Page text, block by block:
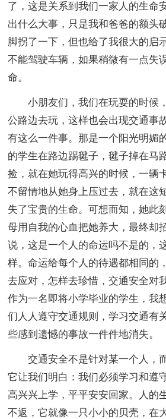
了，这是关系到我们一家人的生命
出什么大事，只是我和爸爸的额头
脚拐了一下，但也给了我很大的启
不能驾驶车辆，如果稍微有一点失
命。
小朋友们，我们在玩耍的时候
公路边去玩，这样也会出现交通事
有这么一件事。那是一个阳光明媚
的学生在路边踢毽子，毽子掉在马
捡，就在她玩得高兴的时候，一辆
不留情地从她身上压过去，就在这
失了宝贵的生命。可想而知，她此
母用自我的心血把她养大，最终却
说，这是一个人的命运吗不是的，
样。命运给每个人的待遇都相同的
去应对，怎样去珍惜，交通安全对
作为一名即将小学毕业的学生，我
们人人遵守交通规则，学习交通有
些感到遗憾的事故一件件地消失。
交通安全不是针对某一个人，
它让我们明白：我们必须学习和遵
高兴兴上学，平平安安回家。人的
不返，它就像一只小小的贝壳，在